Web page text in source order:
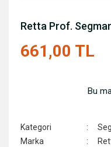
Retta Prof.
661,00 TL
Bu
Kategori
Marka